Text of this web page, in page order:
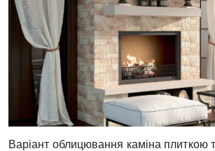
Варіант облицювання каміна плиткою